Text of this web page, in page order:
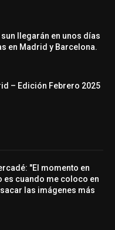
llegarán en unos días
en Madrid y Barcelona.
– Edición Febrero 2025
"El momento en
es cuando me coloco en
las imágenes más